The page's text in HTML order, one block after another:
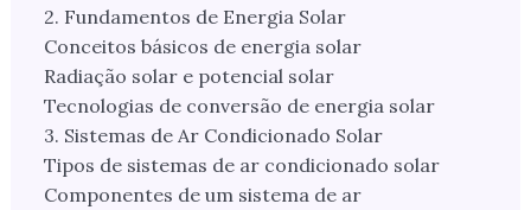
2. Fundamentos de Energia Solar
Conceitos básicos de energia solar
Radiação solar e potencial solar
Tecnologias de conversão de energia solar
3. Sistemas de Ar Condicionado Solar
Tipos de sistemas de ar condicionado solar
Componentes de um sistema de ar